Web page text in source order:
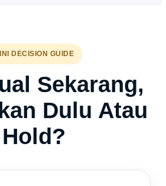
DECISION GUIDE
Sekarang,
Dulu Atau
Hold?